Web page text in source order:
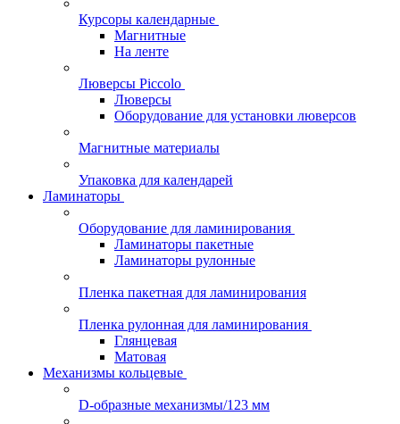
Курсоры календарные
Магнитные
На ленте
Люверсы Piccolo
Люверсы
Оборудование для установки люверсов
Магнитные материалы
Упаковка для календарей
Ламинаторы
Оборудование для ламинирования
Ламинаторы пакетные
Ламинаторы рулонные
Пленка пакетная для ламинирования
Пленка рулонная для ламинирования
Глянцевая
Матовая
Механизмы кольцевые
D-образные механизмы/123 мм